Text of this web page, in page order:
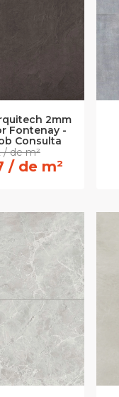
2mm
Fontenay -
Consulta
/ de m²
/ de m²